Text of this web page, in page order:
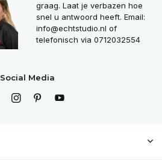
graag. Laat je verbazen hoe
snel u antwoord heeft. Email:
info@echtstudio.nl of
telefonisch via 0712032554
Social Media